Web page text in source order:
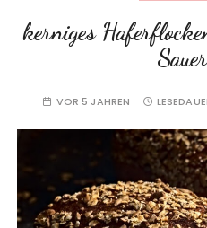
kerniges
VOR 5 JAHREN